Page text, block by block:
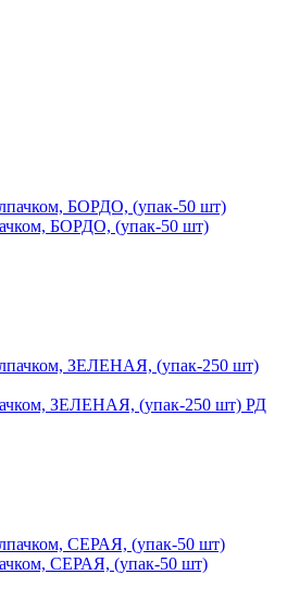
БОРДО, (упак-50 шт)
ЗЕЛЕНАЯ, (упак-250 шт) РД
СЕРАЯ, (упак-50 шт)